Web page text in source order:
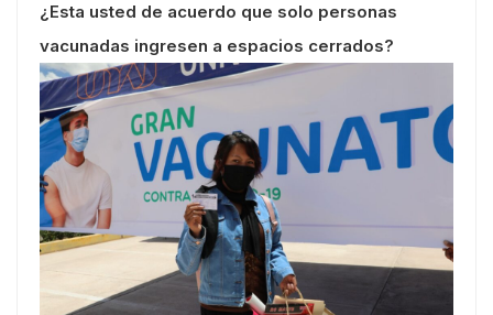
¿Esta usted de acuerdo que solo personas
vacunadas ingresen a espacios cerrados?